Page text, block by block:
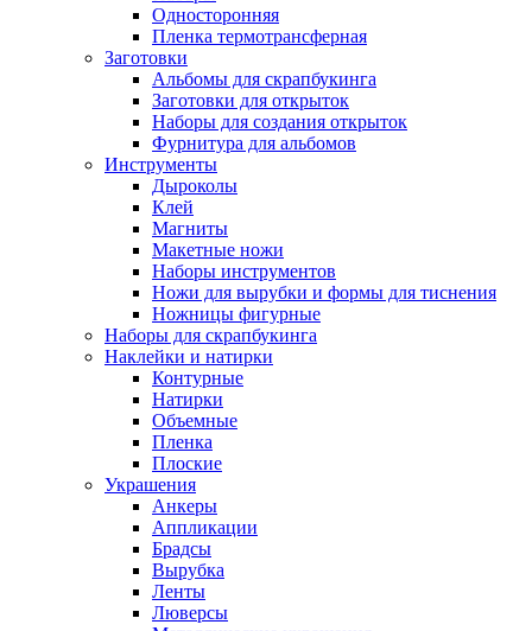
Односторонняя
Пленка термотрансферная
Заготовки
Альбомы для скрапбукинга
Заготовки для открыток
Наборы для создания открыток
Фурнитура для альбомов
Инструменты
Дыроколы
Клей
Магниты
Макетные ножи
Наборы инструментов
Ножи для вырубки и формы для тиснения
Ножницы фигурные
Наборы для скрапбукинга
Наклейки и натирки
Контурные
Натирки
Объемные
Пленка
Плоские
Украшения
Анкеры
Аппликации
Брадсы
Вырубка
Ленты
Люверсы